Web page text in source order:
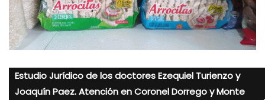
Estudio Jurídico de los doctores Ezequiel Turienzo y
Joaquín Paez. Atención en Coronel Dorrego y Monte